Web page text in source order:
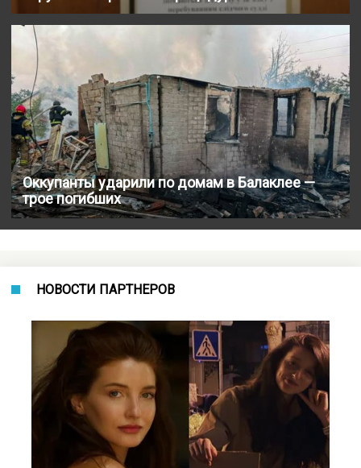
Оккупанты ударили по домам в Балаклее —
трое погибших
НОВОСТИ ПАРТНЕРОВ